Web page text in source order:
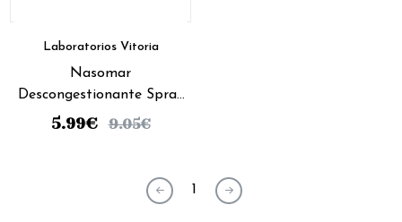
Laboratorios Vitoria
Nasomar
Descongestionante Spray
Nasal Hipertónico - 50ml
5.99€ 9.05€
1